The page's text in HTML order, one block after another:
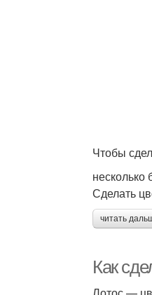
Чтобы
несколько
Сделать
читать
Как